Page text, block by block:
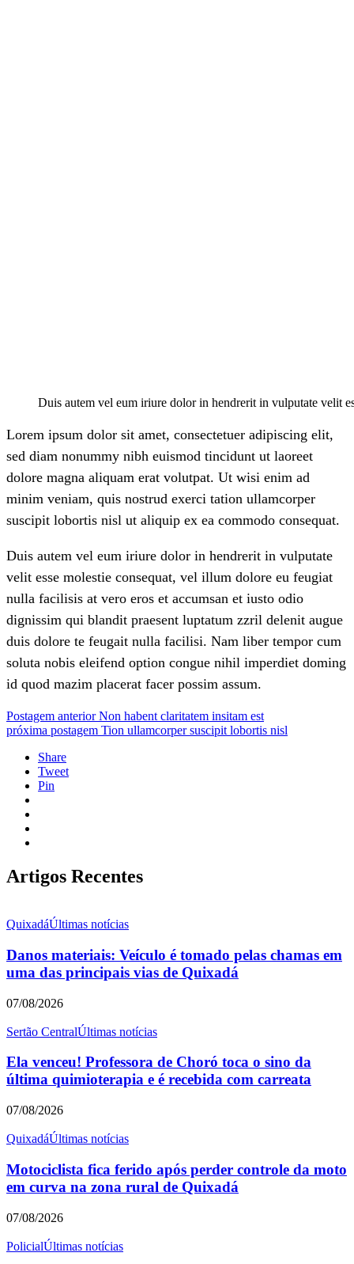
Duis autem vel eum iriure dolor in hendrerit in vulputate velit
Lorem ipsum dolor sit amet, consectetuer adipiscing elit,
sed diam nonummy nibh euismod tincidunt ut laoreet
dolore magna aliquam erat volutpat. Ut wisi enim ad
minim veniam, quis nostrud exerci tation ullamcorper
suscipit lobortis nisl ut aliquip ex ea commodo consequat.
Duis autem vel eum iriure dolor in hendrerit in vulputate
velit esse molestie consequat, vel illum dolore eu feugiat
nulla facilisis at vero eros et accumsan et iusto odio
dignissim qui blandit praesent luptatum zzril delenit augue
duis dolore te feugait nulla facilisi. Nam liber tempor cum
soluta nobis eleifend option congue nihil imperdiet doming
id quod mazim placerat facer possim assum.
Postagem anterior Non habent claritatem insitam est
próxima postagem Tion ullamcorper suscipit lobortis nisl
Share
Tweet
Pin
Artigos Recentes
QuixadáÚltimas notícias
Danos materiais: Veículo é tomado pelas chamas em
uma das principais vias de Quixadá
07/08/2026
Sertão CentralÚltimas notícias
Ela venceu! Professora de Choró toca o sino da
última quimioterapia e é recebida com carreata
07/08/2026
QuixadáÚltimas notícias
Motociclista fica ferido após perder controle da moto
em curva na zona rural de Quixadá
07/08/2026
PolicialÚltimas notícias